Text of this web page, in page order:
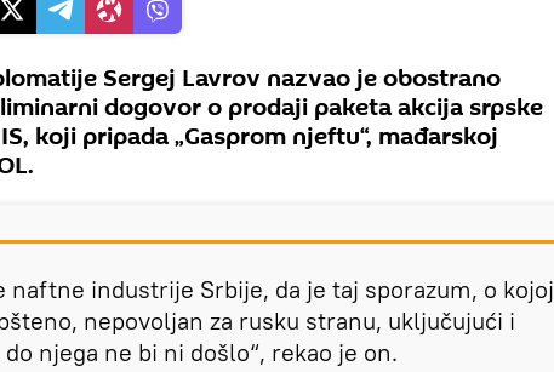
Sergej Lavrov nazvao je obostrano
dogovor o prodaji paketa akcija srpske
koji pripada „Gasprom njeftu“, mađarskoj
naftne industrije Srbije, da je taj sporazum, o kojoj
nepovoljan za rusku stranu, uključujući i
do njega ne bi ni došlo“, rekao je on.